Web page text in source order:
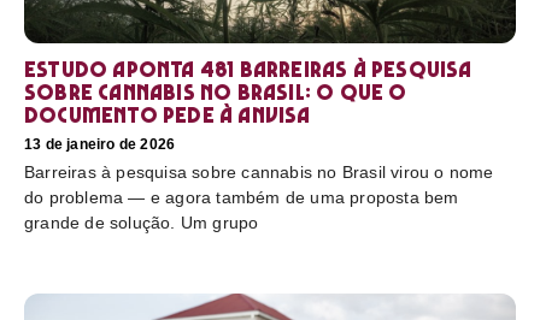
Estudo aponta 481 barreiras à pesquisa
sobre cannabis no Brasil: o que o
documento pede à Anvisa
13 de janeiro de 2026
Barreiras à pesquisa sobre cannabis no Brasil virou o nome
do problema — e agora também de uma proposta bem
grande de solução. Um grupo